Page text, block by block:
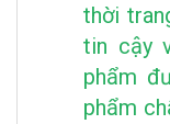
thời
tin cậy
phẩm
phẩm